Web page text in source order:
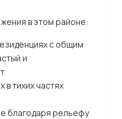
в этом районе:
с общим
и
в тихих частях
благодаря рельефу